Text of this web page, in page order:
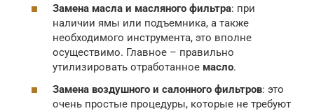
Замена масла и масляного фильтра: при
наличии ямы или подъемника, а также
необходимого инструмента, это вполне
осуществимо. Главное – правильно
утилизировать отработанное масло.
Замена воздушного и салонного фильтров: это
очень простые процедуры, которые не требуют